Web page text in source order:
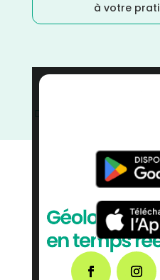
à votre
Distance Semi